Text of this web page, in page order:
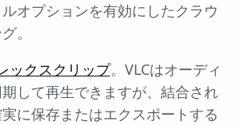
オプションを有効にしたクラウ
。
ックスクリップ。VLCはオーディ
して再生できますが、結合され
に保存またはエクスポートする